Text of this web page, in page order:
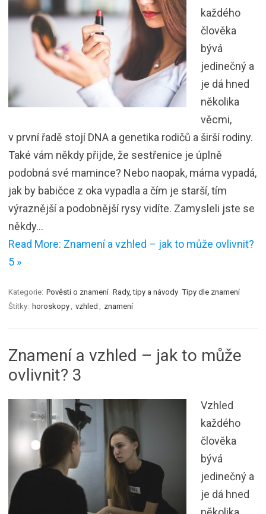
každého
člověka
bývá
jedinečný a
je dá hned
několika
věcmi,
v první řadě stojí DNA a genetika rodičů a širší rodiny.
Také vám někdy přijde, že sestřenice je úplně
podobná své mamince? Nebo naopak, máma vypadá,
jak by babičce z oka vypadla a čím je starší, tím
výraznější a podobnější rysy vidíte. Zamysleli jste se
někdy…
Read More: Znamení a vzhled – jak to může ovlivnit?
5 »
Kategorie: Pověsti o znamení Rady, tipy a návody Tipy dle znamení
Štítky: horoskopy vzhled znamení
Znamení a vzhled – jak to může
ovlivnit? 3
Vzhled
každého
člověka
bývá
jedinečný a
je dá hned